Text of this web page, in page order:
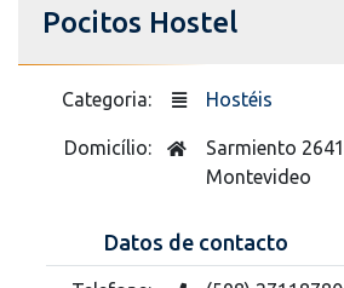
Pocitos Hostel
Categoria: Hostéis
Domicílio:
Sarmiento 2641
Montevideo
Datos de contacto